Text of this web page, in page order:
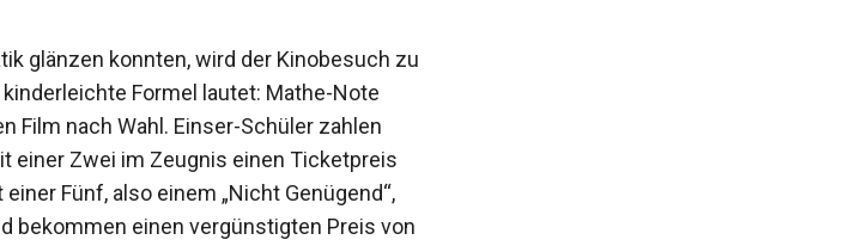
glänzen konnten, wird der Kinobesuch zu
Formel lautet: Mathe-Note
Film nach Wahl. Einser-Schüler zahlen
einer Zwei im Zeugnis einen Ticketpreis
Fünf, also einem „Nicht Genügend“,
bekommen einen vergünstigten Preis von